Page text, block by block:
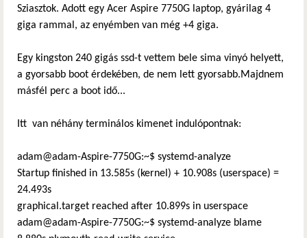
Sziasztok. Adott egy Acer Aspire 7750G laptop, gyárilag 4
giga rammal, az enyémben van még +4 giga.
Egy kingston 240 gigás ssd-t vettem bele sima vinyó helyett,
a gyorsabb boot érdekében, de nem lett gyorsabb.Majdnem
másfél perc a boot idő...
Itt van néhány terminálos kimenet indulópontnak:
adam@adam-Aspire-7750G:~$ systemd-analyze
Startup finished in 13.585s (kernel) + 10.908s (userspace) =
24.493s
graphical.target reached after 10.899s in userspace
adam@adam-Aspire-7750G:~$ systemd-analyze blame